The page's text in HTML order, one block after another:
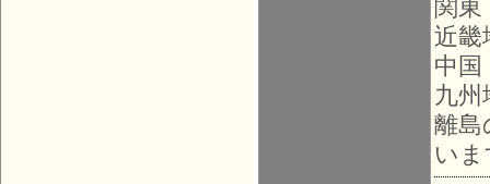
関東
近畿
中国
九州
離島
い